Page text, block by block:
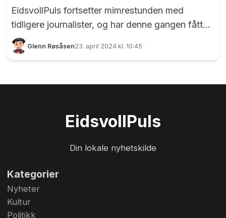
EidsvollPuls fortsetter mimrestunden med
tidligere journalister, og har denne gangen fått
tak i Marit Lunddal Løken (71). Hun var journalist
i Eidsvoll Ullensaker Blad fra 1990 til 2018, og er
Blad og har måttet være nøytral. Men sterke
Glenn Røsåsen
Glenn Røsåsen23. april 2024 kl. 10:45
EidsvollPuls
Din lokale nyhetskilde
Kategorier
Nyheter
Kultur
Politikk